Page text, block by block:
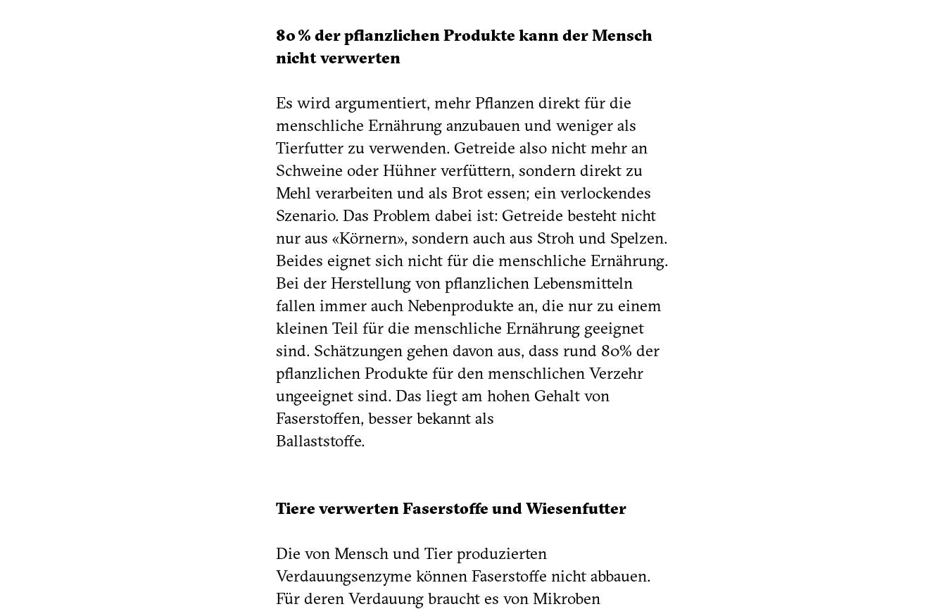
80 % der pflanzlichen Produkte kann der Mensch
nicht verwerten
Es wird argumentiert, mehr Pflanzen direkt für die
menschliche Ernährung anzubauen und weniger als
Tierfutter zu verwenden. Getreide also nicht mehr an
Schweine oder Hühner verfüttern, sondern direkt zu
Mehl verarbeiten und als Brot essen; ein verlockendes
Szenario. Das Problem dabei ist: Getreide besteht nicht
nur aus «Körnern», sondern auch aus Stroh und Spelzen.
Beides eignet sich nicht für die menschliche Ernährung.
Bei der Herstellung von pflanzlichen Lebensmitteln
fallen immer auch Nebenprodukte an, die nur zu einem
kleinen Teil für die menschliche Ernährung geeignet
sind. Schätzungen gehen davon aus, dass rund 80% der
pflanzlichen Produkte für den menschlichen Verzehr
ungeeignet sind. Das liegt am hohen Gehalt von
Faserstoffen, besser bekannt als
Ballaststoffe.
Tiere verwerten Faserstoffe und Wiesenfutter
Die von Mensch und Tier produzierten
Verdauungsenzyme können Faserstoffe nicht abbauen.
Für deren Verdauung braucht es von Mikroben